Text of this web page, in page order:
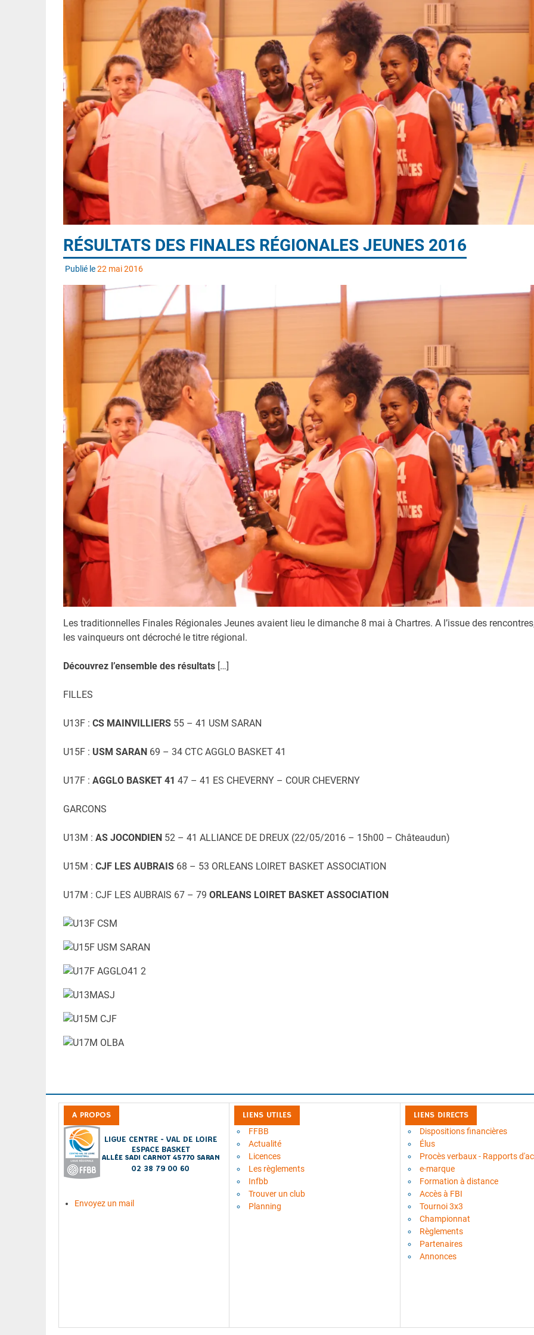
RÉSULTATS DES FINALES RÉGIONALES JEUNES 2016
Publié le22 mai 2016
Les traditionnelles Finales Régionales Jeunes avaient lieu le dimanche 8 mai à Chartres. A l’issue des
les vainqueurs ont décroché le titre régional.
Découvrez l’ensemble des résultats[…]
FILLES
U13F : CS MAINVILLIERS55 – 41 USM SARAN
U15F : USM SARAN69 – 34 CTC AGGLO BASKET 41
U17F : AGGLO BASKET 41 47 – 41 ES CHEVERNY – COUR CHEVERNY
GARCONS
U13M : AS JOCONDIEN52 – 41 ALLIANCE DE DREUX (22/05/2016 – 15h00 – Châteaudun)
U15M : CJF LES AUBRAIS68 – 53 ORLEANS LOIRET BASKET ASSOCIATION
U17M : CJF LES AUBRAIS 67 – 79 ORLEANS LOIRET BASKET ASSOCIATION
A PROPOS
Envoyez un mail
LIENS UTILES
FFBB
Actualité
Licences
Les règlements
Infbb
Trouver un club
Planning
LIENS DIRECTS
Dispositions financières
Élus
Procès verbaux - Rapports
e-marque
Formation à distance
Accès à FBI
Tournoi 3x3
Championnat
Règlements
Partenaires
Annonces